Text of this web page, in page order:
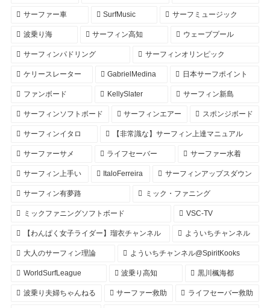
サーファー車 SurfMusic サーフミュージック
波乗り海 サーフィン高知 ウェーブプール
サーフィンパドリング サーフィンオリンピック
ケリースレーター GabrielMedina 日本サーフポイント
ファンボード KellySlater サーフィン新島
サーフィンソフトボード サーフィンエアー スポンジボード
サーフィンイタロ 【非常識な】サーフィン上達マニュアル
サーファーサメ ライフセーバー サーファー水着
サーフィン上手い ItaloFerreira サーフィンアップスダウン
サーフィン有夢路 ミック・ファニング
ミックファニングソフトボード VSC-TV
【わんぱく女子ライダー】瑠衣チャンネル よういちチャンネル
大人のサーフィン理論 よういちチャンネル@SpiritKooks
WorldSurfLeague 波乗り高知 黒川楓海都
波乗り夫婦ちゃんねる サーファー救助 ライフセーバー救助